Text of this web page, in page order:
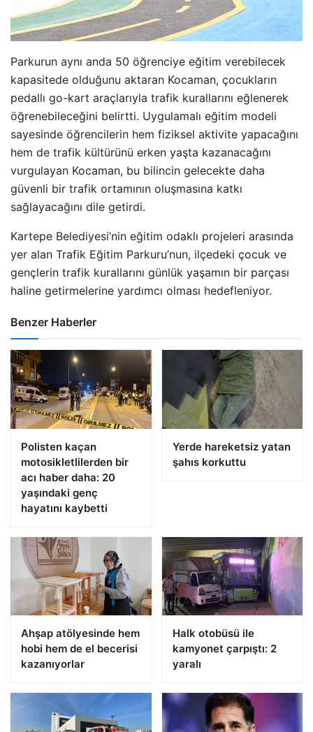
Parkurun aynı anda 50 öğrenciye eğitim verebilecek
kapasitede olduğunu aktaran Kocaman, çocukların
pedallı go-kart araçlarıyla trafik kurallarını eğlenerek
öğrenebileceğini belirtti. Uygulamalı eğitim modeli
sayesinde öğrencilerin hem fiziksel aktivite yapacağını
hem de trafik kültürünü erken yaşta kazanacağını
vurgulayan Kocaman, bu bilincin gelecekte daha
güvenli bir trafik ortamının oluşmasına katkı
sağlayacağını dile getirdi.
Kartepe Belediyesi’nin eğitim odaklı projeleri arasında
yer alan Trafik Eğitim Parkuru’nun, ilçedeki çocuk ve
gençlerin trafik kurallarını günlük yaşamın bir parçası
haline getirmelerine yardımcı olması hedefleniyor.
Benzer Haberler
Polisten kaçan
motosikletlilerden bir
acı haber daha: 20
yaşındaki genç
hayatını kaybetti
Yerde hareketsiz yatan
şahıs korkuttu
Ahşap atölyesinde hem
hobi hem de el becerisi
kazanıyorlar
Halk otobüsü ile
kamyonet çarpıştı: 2
yaralı